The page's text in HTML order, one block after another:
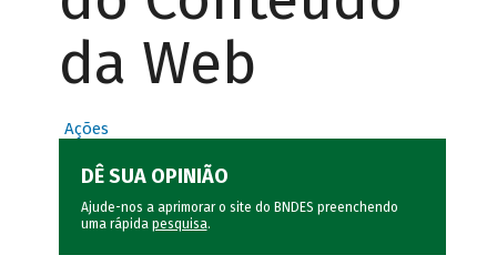
da Web
Ações
DÊ SUA OPINIÃO
Ajude-nos a aprimorar o site do BNDES preenchendo
uma rápida pesquisa.